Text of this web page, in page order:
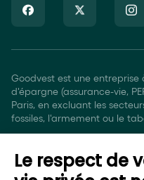
Le respect de
Goodvest est une entreprise
d'épargne (assurance-vie,
Paris, en excluant les
fossiles, l'armement ou le
20007544 en tant que
non-exclusif en opérations